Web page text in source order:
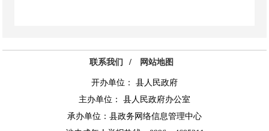
联系我们 / 网站地图
开办单位： 县人民政府
主办单位： 县人民政府办公室
承办单位：县政务网络信息管理中心